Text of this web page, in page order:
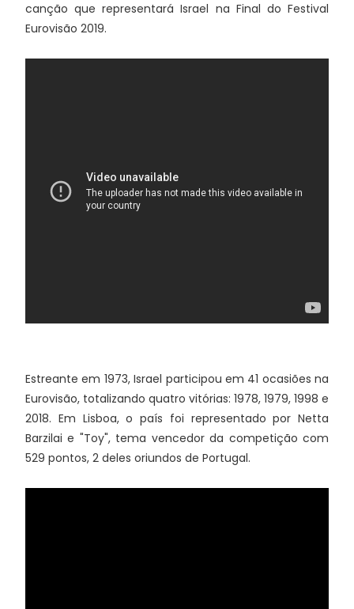
canção que representará Israel na Final do Festival
Eurovisão 2019.
Estreante em 1973, Israel participou em 41 ocasiões na
Eurovisão, totalizando quatro vitórias: 1978, 1979, 1998 e
2018. Em Lisboa, o país foi representado por Netta
Barzilai e "Toy", tema vencedor da competição com
529 pontos, 2 deles oriundos de Portugal.